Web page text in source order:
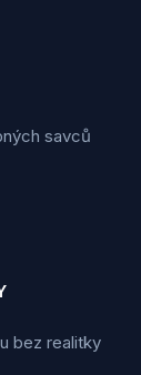
savců
bez realitky